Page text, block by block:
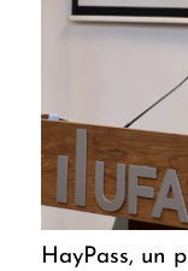
HayPass, un